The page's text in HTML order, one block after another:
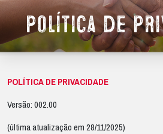
Política de
POLÍTICA DE PRIVACIDADE
Versão: 002.00
(última atualização em 28/11/2025)